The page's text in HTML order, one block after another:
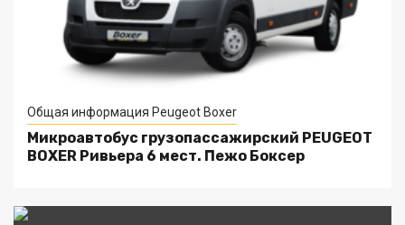
Общая информация Peugeot Boxer
Микроавтобус грузопассажирский PEUGEOT
BOXER Ривьера 6 мест. Пежо Боксер